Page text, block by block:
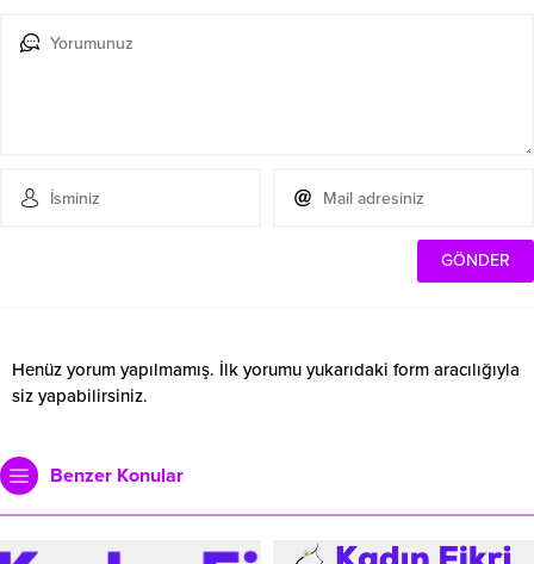
Henüz yorum yapılmamış. İlk yorumu yukarıdaki form aracılığıyla
siz yapabilirsiniz.
Benzer Konular